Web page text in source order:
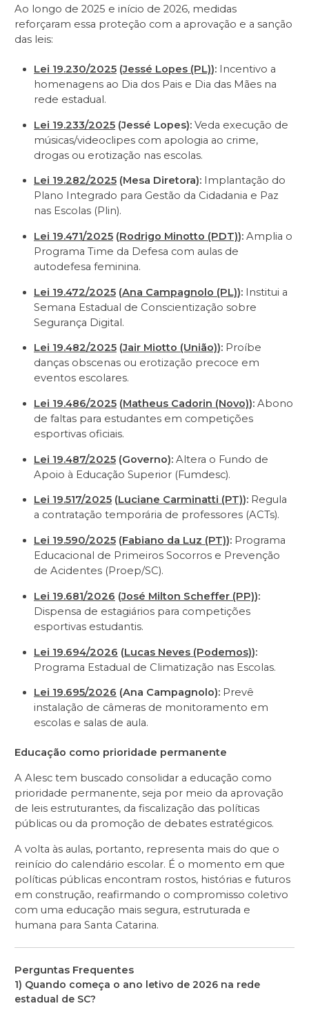
Ao longo de 2025 e início de 2026, medidas
reforçaram essa proteção com a aprovação e a sanção
das leis:
Lei 19.230/2025 (Jessé Lopes (PL)): Incentivo a
homenagens ao Dia dos Pais e Dia das Mães na
rede estadual.
Lei 19.233/2025 (Jessé Lopes): Veda execução de
músicas/videoclipes com apologia ao crime,
drogas ou erotização nas escolas.
Lei 19.282/2025 (Mesa Diretora): Implantação do
Plano Integrado para Gestão da Cidadania e Paz
nas Escolas (Plin).
Lei 19.471/2025 (Rodrigo Minotto (PDT)): Amplia o
Programa Time da Defesa com aulas de
autodefesa feminina.
Lei 19.472/2025 (Ana Campagnolo (PL)): Institui a
Semana Estadual de Conscientização sobre
Segurança Digital.
Lei 19.482/2025 (Jair Miotto (União)): Proíbe
danças obscenas ou erotização precoce em
eventos escolares.
Lei 19.486/2025 (Matheus Cadorin (Novo)): Abono
de faltas para estudantes em competições
esportivas oficiais.
Lei 19.487/2025 (Governo): Altera o Fundo de
Apoio à Educação Superior (Fumdesc).
Lei 19.517/2025 (Luciane Carminatti (PT)): Regula
a contratação temporária de professores (ACTs).
Lei 19.590/2025 (Fabiano da Luz (PT)): Programa
Educacional de Primeiros Socorros e Prevenção
de Acidentes (Proep/SC).
Lei 19.681/2026 (José Milton Scheffer (PP)):
Dispensa de estagiários para competições
esportivas estudantis.
Lei 19.694/2026 (Lucas Neves (Podemos)):
Programa Estadual de Climatização nas Escolas.
Lei 19.695/2026 (Ana Campagnolo): Prevê
instalação de câmeras de monitoramento em
escolas e salas de aula.
Educação como prioridade permanente
A Alesc tem buscado consolidar a educação como
prioridade permanente, seja por meio da aprovação
de leis estruturantes, da fiscalização das políticas
públicas ou da promoção de debates estratégicos.
A volta às aulas, portanto, representa mais do que o
reinício do calendário escolar. É o momento em que
políticas públicas encontram rostos, histórias e futuros
em construção, reafirmando o compromisso coletivo
com uma educação mais segura, estruturada e
humana para Santa Catarina.
Perguntas Frequentes
1) Quando começa o ano letivo de 2026 na rede
estadual de SC?